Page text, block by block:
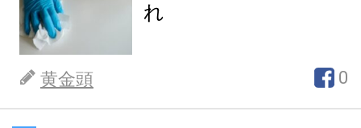
れ
黄金頭 0